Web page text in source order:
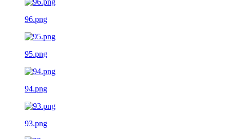
96.png
95.png
94.png
93.png